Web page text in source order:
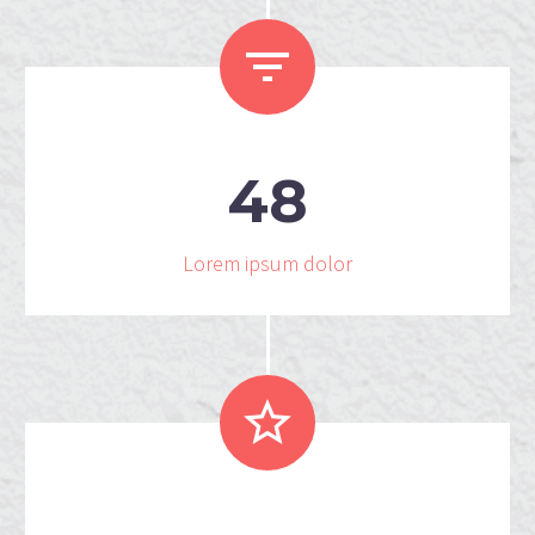


48
Lorem ipsum dolor

